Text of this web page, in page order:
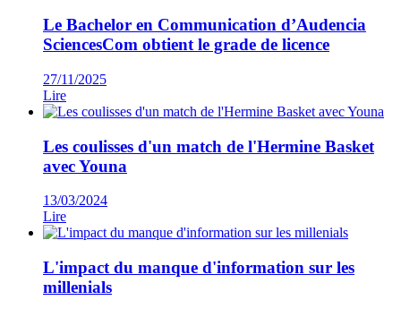
Le Bachelor en Communication d’Audencia
SciencesCom obtient le grade de licence
27/11/2025
Lire
Les coulisses d'un match de l'Hermine Basket
avec Youna
13/03/2024
Lire
L'impact du manque d'information sur les
millenials